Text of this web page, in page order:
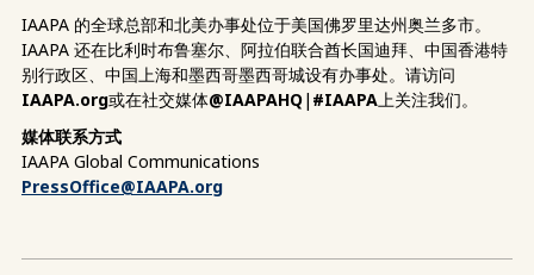
IAAPA 的全球总部和北美办事处位于美国佛罗里达州奥兰多市。
IAAPA 还在比利时布鲁塞尔、阿拉伯联合酋长国迪拜、中国香港特
别行政区、中国上海和墨西哥墨西哥城设有办事处。请访问
IAAPA.org或在社交媒体@IAAPAHQ| #IAAPA 上关注我们。
媒体联系方式
IAAPA Global Communications
PressOffice@IAAPA.org